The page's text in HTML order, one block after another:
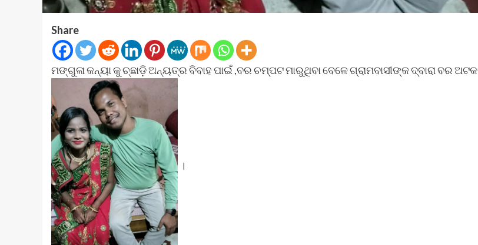
Share
ମଙ୍ଗୁଳା କନ୍ୟା କୁ ଚ୍ଛାଡ଼ି ଅନ୍ୟତ୍ର ବିବାହ ପାଇଁ ,ବର ଚମ୍ପଟ ମାରୁଥିବା ବେଳେ ଗ୍ରାମବାସୀଙ୍କ ଦ୍ବାରା ବର ଅଟକ
।